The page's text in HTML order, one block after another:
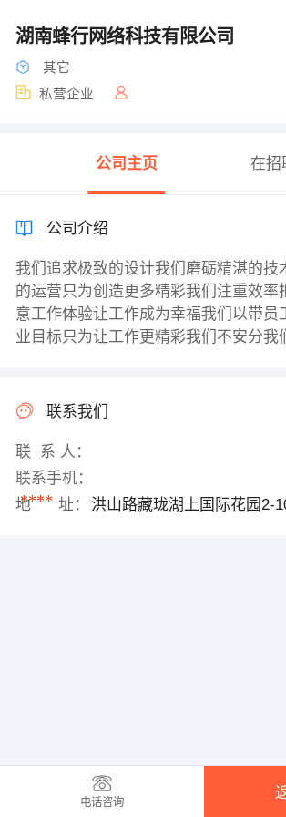
湖南蜂行网络科技有限公司
其它
私营企业
公司主页 在招
公司介绍
我们追求极致的设计我们磨砺精湛的技
的运营只为创造更多精彩我们注重效率
意工作体验让工作成为幸福我们以带员
业目标只为让工作更精彩我们不安分我
联系我们
联 系 人：
联系手机：
****
地 址： 洪山路藏珑湖上国际花园2-
电话咨询